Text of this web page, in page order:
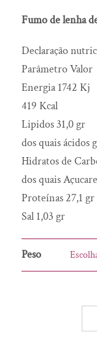
Pólen
Presunto
Pudim
Queijo
Requeijão
Rodilha/
Sabão
Sabonete
Sal
Saqueta
Fumo de lenha
Declaração
Parâmetro Valor
Energia 1742 Kj
419 Kcal
Lipidos 31,0 gr
dos quais ácidos
Hidratos de
dos quais
Proteínas 27,1 gr
Sal 1,03 gr
Peso
de